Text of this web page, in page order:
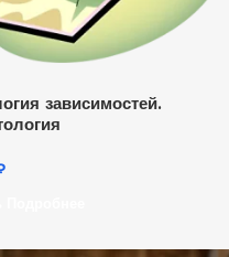
зависимостей.